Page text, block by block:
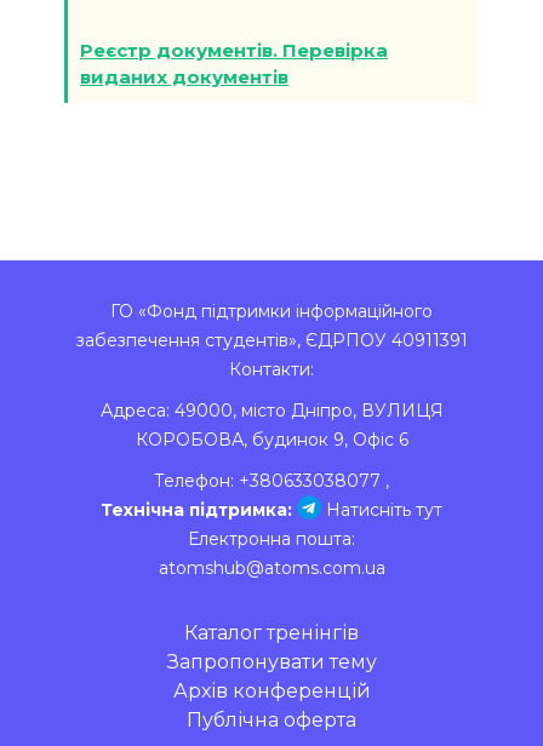
Реєстр документів. Перевірка
виданих документів
ГО «Фонд підтримки інформаційного
забезпечення студентів», ЄДРПОУ 40911391
Контакти:
Адреса: 49000, місто Дніпро, ВУЛИЦЯ
КОРОБОВА, будинок 9, Офіс 6
Телефон: +380633038077 ,
Технічна підтримка:
Натисніть тут
Електронна пошта:
atomshub@atoms.com.ua
Каталог тренінгів
Запропонувати тему
Архів конференцій
Публічна оферта